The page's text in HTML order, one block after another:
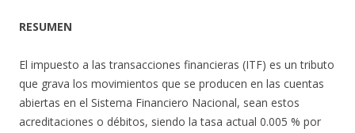
RESUMEN
El impuesto a las transacciones financieras (ITF) es un tributo
que grava los movimientos que se producen en las cuentas
abiertas en el Sistema Financiero Nacional, sean estos
acreditaciones o débitos, siendo la tasa actual 0.005 % por